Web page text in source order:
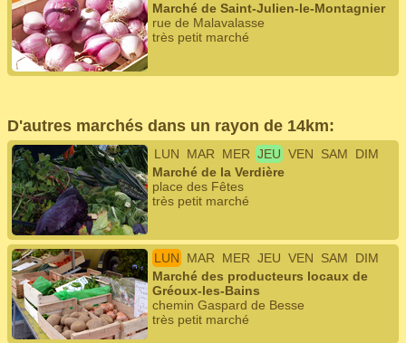
Marché de Saint-Julien-le-Montagnier
rue de Malavalasse
très petit marché
D'autres marchés dans un rayon de 14km:
LUN MAR MER JEU VEN SAM
DIM
Marché de la Verdière
place des Fêtes
très petit marché
LUN MAR MER JEU VEN SAM
DIM
Marché des producteurs locaux de
Gréoux-les-Bains
chemin Gaspard de Besse
très petit marché